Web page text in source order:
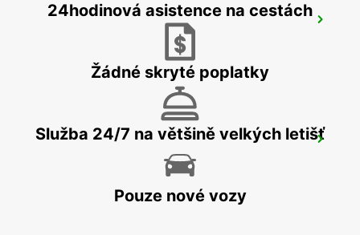
SAN SEBASTIAN AIRPORT
DAX RAILWAY STATION
24hodinová asistence na cestách
Žádné skryté poplatky
Služba 24/7 na většině velkých letišť
Pouze nové vozy